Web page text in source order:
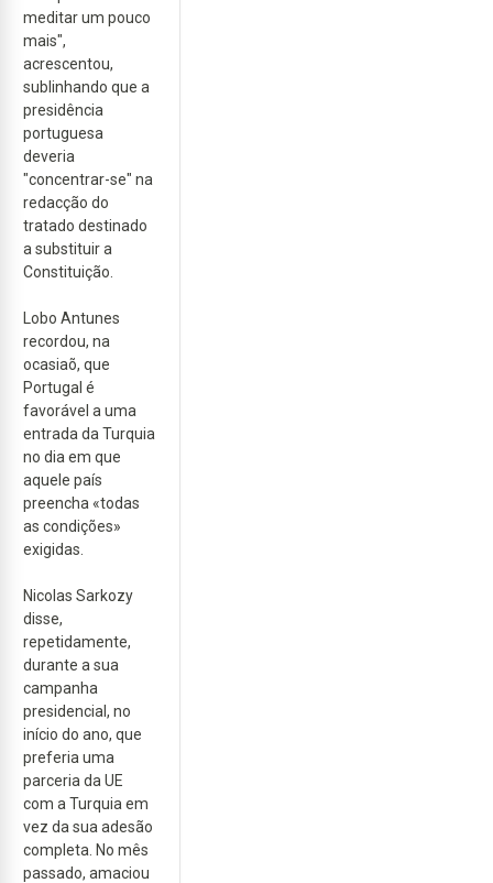
meditar um pouco
mais",
acrescentou,
sublinhando que a
presidência
portuguesa
deveria
"concentrar-se" na
redacção do
tratado destinado
a substituir a
Constituição.
Lobo Antunes
recordou, na
ocasiaõ, que
Portugal é
favorável a uma
entrada da Turquia
no dia em que
aquele país
preencha «todas
as condições»
exigidas.
Nicolas Sarkozy
disse,
repetidamente,
durante a sua
campanha
presidencial, no
início do ano, que
preferia uma
parceria da UE
com a Turquia em
vez da sua adesão
completa. No mês
passado, amaciou